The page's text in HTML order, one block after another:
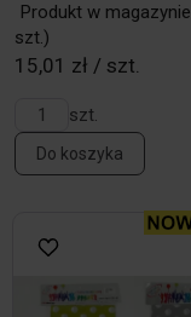
Produkt w magazynie
szt.)
15,01 zł / szt.
szt.
Do koszyka